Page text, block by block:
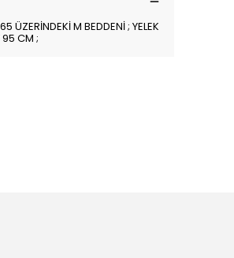
ÜZERİNDEKİ M BEDDENİ ; YELEK
95 CM ;